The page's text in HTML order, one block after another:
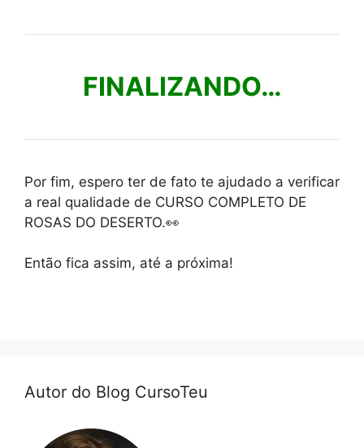
FINALIZANDO…
Por fim, espero ter de fato te ajudado a verificar
a real qualidade de CURSO COMPLETO DE
ROSAS DO DESERTO.👀
Então fica assim, até a próxima!
Autor do Blog CursoTeu